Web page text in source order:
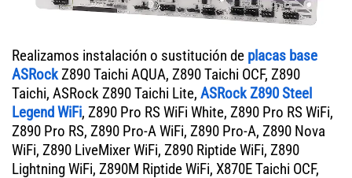
Realizamos instalación o sustitución de placas base
ASRockZ890 Taichi AQUA, Z890 Taichi OCF, Z890
Taichi, ASRock Z890 Taichi Lite, ASRock Z890 Steel
Legend WiFi, Z890 Pro RS WiFi White, Z890 Pro RS WiFi,
Z890 Pro RS, Z890 Pro-A WiFi, Z890 Pro-A, Z890 Nova
WiFi, Z890 LiveMixer WiFi, Z890 Riptide WiFi, Z890
Lightning WiFi, Z890M Riptide WiFi, X870E Taichi OCF,